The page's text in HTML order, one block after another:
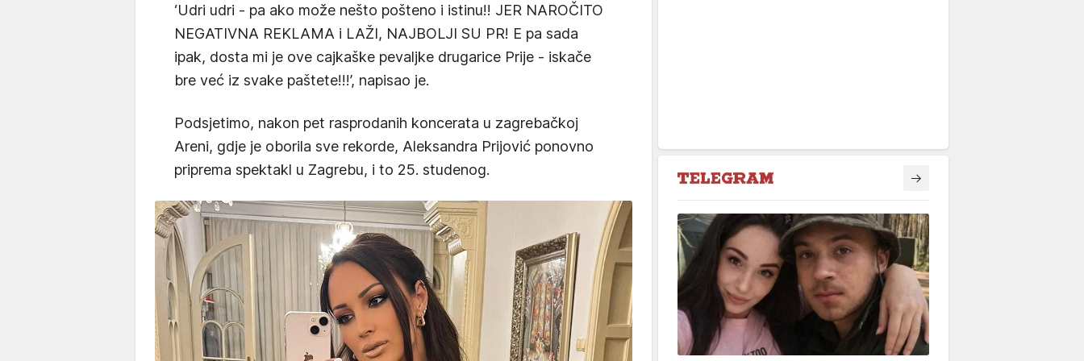
‘Udri udri - pa ako može nešto pošteno i istinu!! JER NAROČITO
NEGATIVNA REKLAMA i LAŽI, NAJBOLJI SU PR! E pa sada
ipak, dosta mi je ove cajkaške pevaljke drugarice Prije - iskače
bre već iz svake paštete!!!’, napisao je.
Podsjetimo, nakon pet rasprodanih koncerata u zagrebačkoj
Areni, gdje je oborila sve rekorde, Aleksandra Prijović ponovno
priprema spektakl u Zagrebu, i to 25. studenog.